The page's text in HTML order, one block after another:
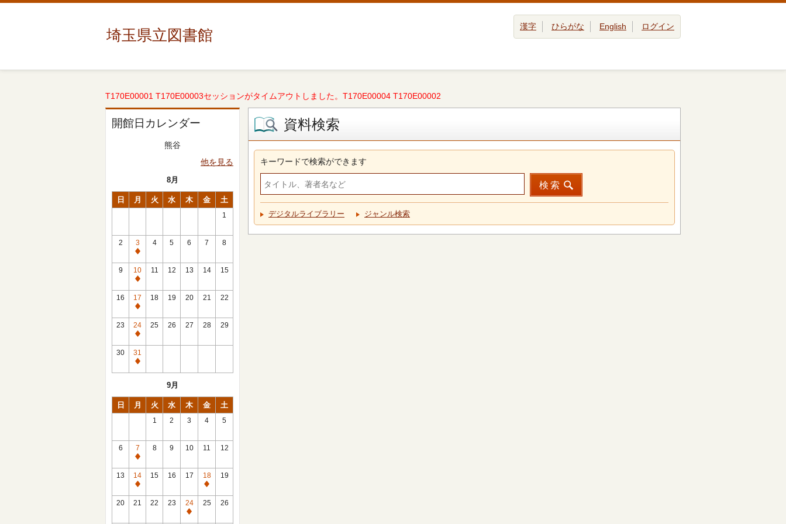
埼玉県立図書館 漢字 ひらがな English ログイン
T170E00001 T170E00003セッションがタイムアウトしました。T170E00004 T170E00002
開館日カレンダー
熊谷
他を見る
8月
日 月 火 水 木 金 土
1
2
3
休
館
日
4 5 6 7 8
9
10
休
館
日
11 12 13 14 15
16
17
休
館
日
18 19 20 21 22
23
24
休
館
日
25 26 27 28 29
30
31
休
9月
日 月 火 水 木 金 土
1 2 3 4 5
6
7
休
館
日
8 9 10 11 12
13
14
休
館
15 16 17
18
休
館
19
20 21 22 23
24
休
25 26
資料検索
キーワードで検索ができます
検索
デジタルライブラリー ジャンル検索